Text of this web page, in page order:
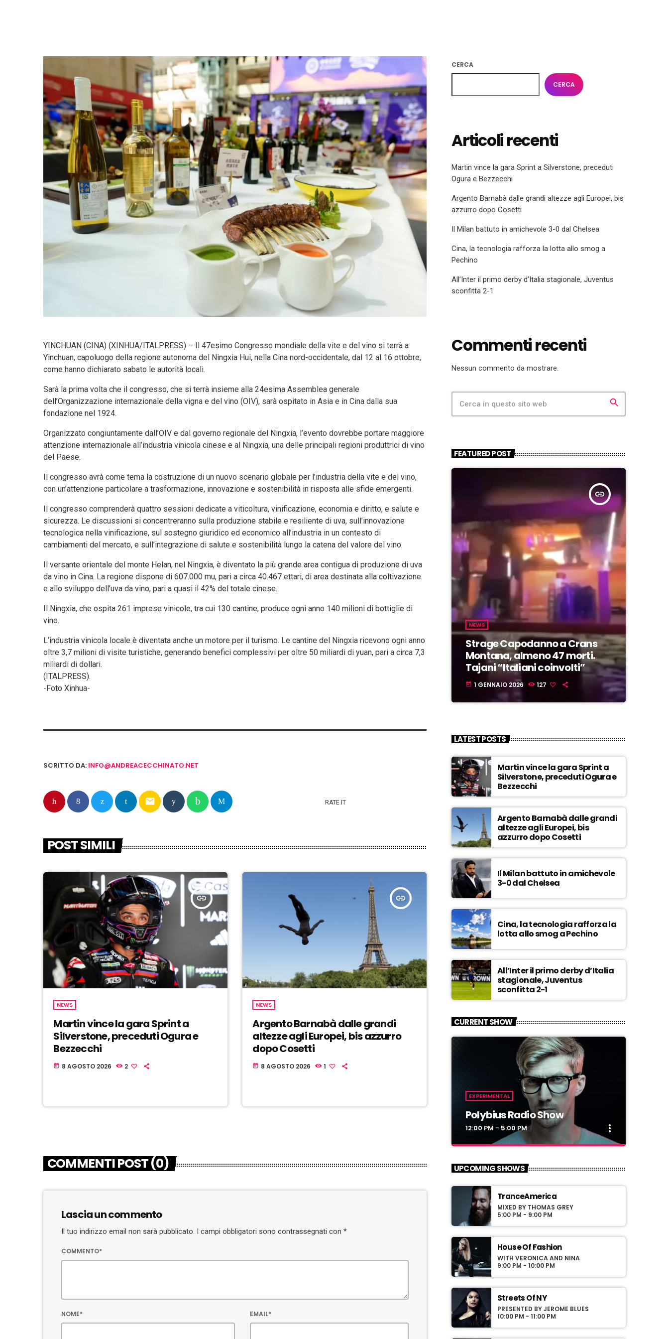
YINCHUAN (CINA) (XINHUA/ITALPRESS) – Il 47esimo Congresso mondiale della vite e del vino si terrà a
Yinchuan, capoluogo della regione autonoma del Ningxia Hui, nella Cina nord-occidentale, dal 12 al 16 ottobre,
come hanno dichiarato sabato le autorità locali.
Sarà la prima volta che il congresso, che si terrà insieme alla 24esima Assemblea generale
dell’Organizzazione internazionale della vigna e del vino (OIV), sarà ospitato in Asia e in Cina dalla sua
fondazione nel 1924.
Organizzato congiuntamente dall’OIV e dal governo regionale del Ningxia, l’evento dovrebbe portare maggiore
attenzione internazionale all’industria vinicola cinese e al Ningxia, una delle principali regioni produttrici di vino
del Paese.
Il congresso avrà come tema la costruzione di un nuovo scenario globale per l’industria della vite e del vino,
con un’attenzione particolare a trasformazione, innovazione e sostenibilità in risposta alle sfide emergenti.
Il congresso comprenderà quattro sessioni dedicate a viticoltura, vinificazione, economia e diritto, e salute e
sicurezza. Le discussioni si concentreranno sulla produzione stabile e resiliente di uva, sull’innovazione
tecnologica nella vinificazione, sul sostegno giuridico ed economico all’industria in un contesto di
cambiamenti del mercato, e sull’integrazione di salute e sostenibilità lungo la catena del valore del vino.
Il versante orientale del monte Helan, nel Ningxia, è diventato la più grande area contigua di produzione di uva
da vino in Cina. La regione dispone di 607.000 mu, pari a circa 40.467 ettari, di area destinata alla coltivazione
e allo sviluppo dell’uva da vino, pari a quasi il 42% del totale cinese.
Il Ningxia, che ospita 261 imprese vinicole, tra cui 130 cantine, produce ogni anno 140 milioni di bottiglie di
vino.
L’industria vinicola locale è diventata anche un motore per il turismo. Le cantine del Ningxia ricevono ogni anno
oltre 3,7 milioni di visite turistiche, generando benefici complessivi per oltre 50 miliardi di yuan, pari a circa 7,3
miliardi di dollari.
(ITALPRESS).
-Foto Xinhua-
SCRITTO DA: INFO@ANDREACECCHINATO.NET
email RATE IT
POST SIMILI
insert_link
NEWS
Martin vince la gara Sprint a
Silverstone, preceduti Ogura e
Bezzecchi
today 8 AGOSTO 2026 2
insert_link
NEWS
Argento Barnabà dalle grandi
altezze agli Europei, bis azzurro
dopo Cosetti
today 8 AGOSTO 2026 1
COMMENTI POST (0)
Lascia un commento
Il tuo indirizzo email non sarà pubblicato. I campi obbligatori sono contrassegnati con *
COMMENTO*
NOME* EMAIL*
CERCA
CERCA
Articoli recenti
Martin vince la gara Sprint a Silverstone, preceduti
Ogura e Bezzecchi
Argento Barnabà dalle grandi altezze agli Europei, bis
azzurro dopo Cosetti
Il Milan battuto in amichevole 3-0 dal Chelsea
Cina, la tecnologia rafforza la lotta allo smog a
Pechino
All’Inter il primo derby d’Italia stagionale, Juventus
sconfitta 2-1
Commenti recenti
Nessun commento da mostrare.
search
FEATURED POST
insert_link
NEWS
Strage Capodanno a Crans
Montana, almeno 47 morti.
Tajani “Italiani coinvolti”
today 1 GENNAIO 2026 127
LATEST POSTS
Martin vince la gara Sprint a
Silverstone, preceduti Ogura e
Bezzecchi
Argento Barnabà dalle grandi
altezze agli Europei, bis
azzurro dopo Cosetti
Il Milan battuto in amichevole
3-0 dal Chelsea
Cina, la tecnologia rafforza la
lotta allo smog a Pechino
All’Inter il primo derby d’Italia
stagionale, Juventus
sconfitta 2-1
CURRENT SHOW
EXPERIMENTAL
Polybius Radio Show
12:00 PM - 5:00 PM more_vert
Polybius Radio Show
For every Show page the timetable is
auomatically generated from the schedule,
and you can set automatic carousels of
choosing a category. Curabitur id lacus felis.
Sed justo mauris, auctor eget tellus nec,
pellentesque varius mauris. Sed eu congue
nulla, et tincidunt justo. Aliquam semper
laoreet sodales.
UPCOMING SHOWS
TranceAmerica
MIXED BY THOMAS GREY
5:00 PM - 9:00 PM
House Of Fashion
WITH VERONICA AND NINA
9:00 PM - 10:00 PM
Streets Of NY
PRESENTED BY JEROME BLUES
10:00 PM - 11:00 PM